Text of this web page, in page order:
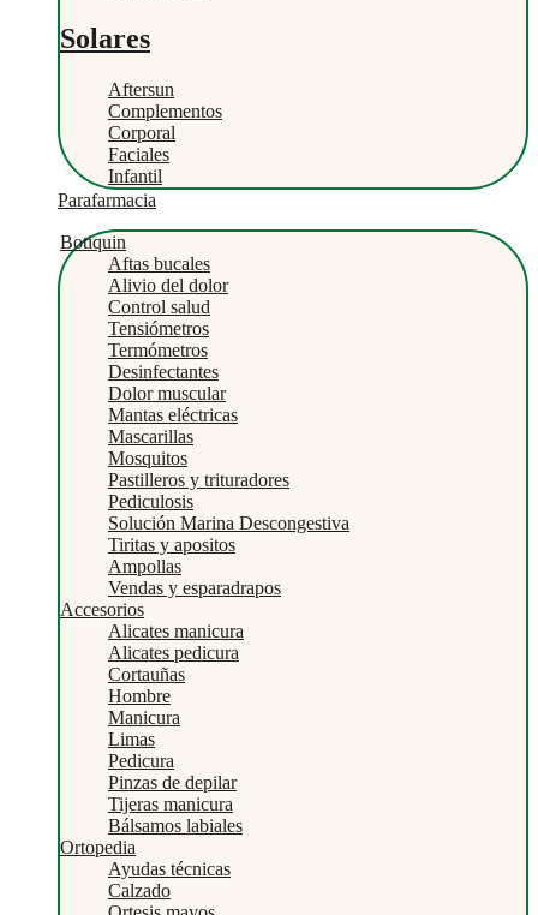
Solares
Aftersun
Complementos
Corporal
Faciales
Infantil
Parafarmacia
Botiquin
Aftas bucales
Alivio del dolor
Control salud
Tensiómetros
Termómetros
Desinfectantes
Dolor muscular
Mantas eléctricas
Mascarillas
Mosquitos
Pastilleros y trituradores
Pediculosis
Solución Marina Descongestiva
Tiritas y apositos
Ampollas
Vendas y esparadrapos
Accesorios
Alicates manicura
Alicates pedicura
Cortauñas
Hombre
Manicura
Limas
Pedicura
Pinzas de depilar
Tijeras manicura
Bálsamos labiales
Ortopedia
Ayudas técnicas
Calzado